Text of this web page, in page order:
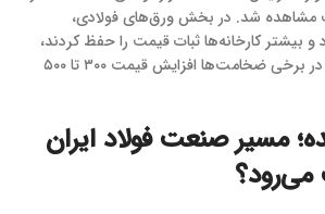
مشاهده شد. در بخش ورق‌های فولادی،
بیشتر کارخانه‌ها ثبات قیمت را حفظ کردند،
هرچند که فولاد مبارکه در برخی ضخامت‌ها افزایش قیمت ۳۰۰ تا ۵۰۰
مسیر صنعت فولاد ایران